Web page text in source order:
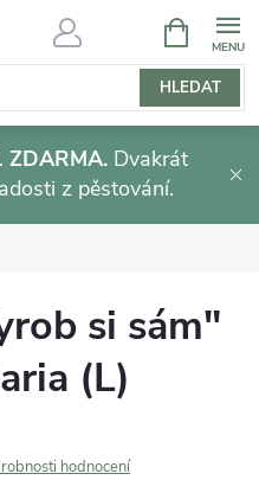
HLEDAT
NÁKUPNÍ
KOŠÍK
ZDARMA. Dvakrát
z pěstování.
si sám"
(L)
hodnocení